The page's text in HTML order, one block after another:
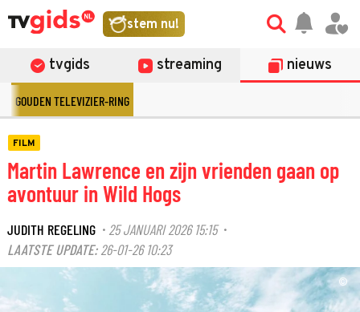
stem nu!
tvgids streaming nieuws
GOUDEN TELEVIZIER-RING
FILM
Martin Lawrence en zijn vrienden gaan op
avontuur in Wild Hogs
JUDITH REGELING · 25 JANUARI 2026 15:15·
LAATSTE UPDATE: 26-01-26 10:23
©